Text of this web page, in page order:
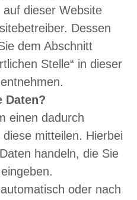
dieser Website
Dessen
dem Abschnitt
Stelle“ in dieser
Daten?
einen dadurch
mitteilen. Hierbei
handeln, die Sie
oder nach